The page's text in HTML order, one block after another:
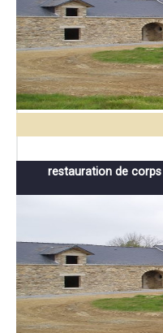
restauration de